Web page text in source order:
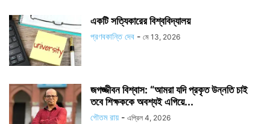
একটি সত্যিকারের বিশ্ববিদ্যালয়
প্রণবকান্তি দেব - মে 13, 2026
জগজ্জীবন বিশ্বাস: “আমরা যদি প্রকৃত উন্নতি চাই
তবে শিক্ষককে অবশ্যই এগিয়ে...
গৌতম রায় - এপ্রিল 4, 2026